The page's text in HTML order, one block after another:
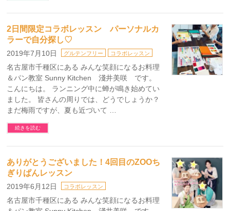
2日間限定コラボレッスン パーソナルカ
ラーで自分探し♡
2019年7月10日 グルテンフリー コラボレッスン
名古屋市千種区にある みんな笑顔になるお料理
＆パン教室 Sunny Kitchen 淺井美咲 です。
こんにちは。 ランニング中に蝉が鳴き始めてい
ました。 皆さんの周りでは、どうでしょうか？
まだ梅雨ですが、夏も近づいて …
続きを読む
ありがとうございました！4回目のZOOち
ぎりぱんレッスン
2019年6月12日 コラボレッスン
名古屋市千種区にある みんな笑顔になるお料理